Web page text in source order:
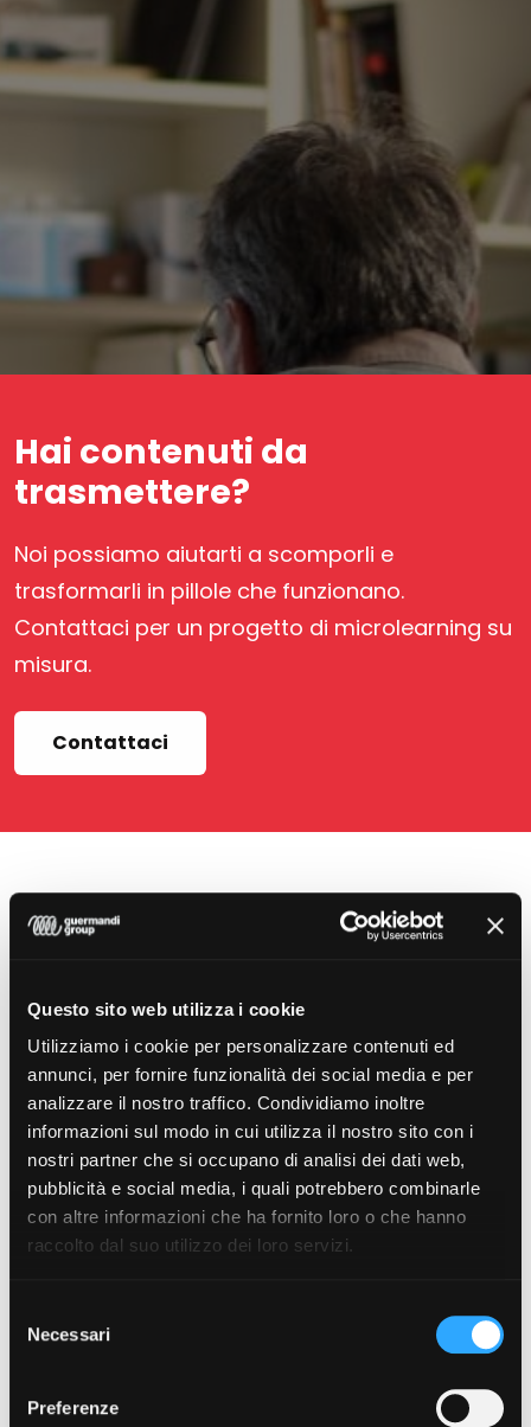
Questo sito web utilizza i cookie
Utilizziamo i cookie per personalizzare contenuti ed
annunci, per fornire funzionalità dei social media e per
analizzare il nostro traffico. Condividiamo inoltre
informazioni sul modo in cui utilizza il nostro sito con i
nostri partner che si occupano di analisi dei dati web,
pubblicità e social media, i quali potrebbero combinarle
con altre informazioni che ha fornito loro o che hanno
raccolto dal suo utilizzo dei loro servizi.
delNecessari
Preferenze
Hai contenuti da
trasmettere?
Noi possiamo aiutarti a scomporli e
trasformarli in pillole che funzionano.
Contattaci per un progetto di microlearning su
misura.
Contattaci